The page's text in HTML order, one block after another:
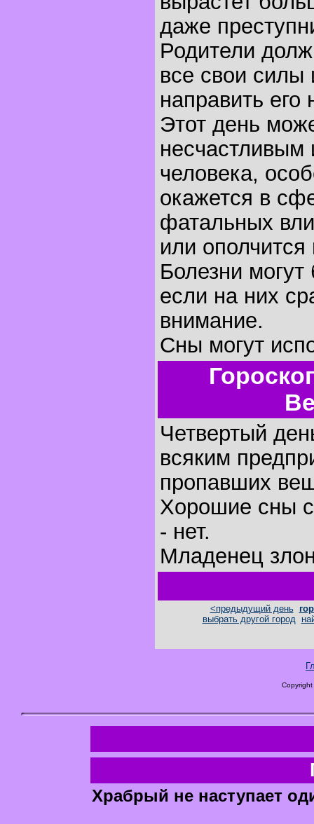
даже
Родители
все свои
направить
Этот день
несчастливым
человека,
окажется в
фатальных
или ополчится
Болезни
если на них
внимание.
Сны могут
Четвертый
всяким
пропавших
Хорошие сны
- нет.
Младенец
<предыдущий день
выбрать другой город
Храбрый не наступает